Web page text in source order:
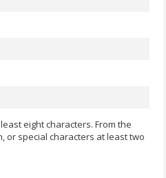
eight characters. From the
or special characters at least two